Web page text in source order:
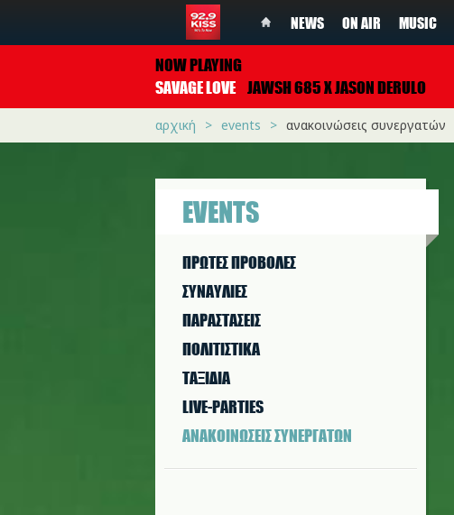
NEWS ON AIR MUSIC
NOW PLAYING
SAVAGE LOVE JAWSH 685 X JASON DERULO
αρχική events ανακοινώσεις συνεργατών
EVENTS
ΠΡΩΤΕΣ ΠΡΟΒΟΛΕΣ
ΣΥΝΑΥΛΙΕΣ
ΠΑΡΑΣΤAΣΕΙΣ
ΠΟΛΙΤΙΣΤΙΚA
ΤΑΞΙΔΙΑ
LIVE-PARTIES
ΑΝΑΚΟΙΝΩΣΕΙΣ ΣΥΝΕΡΓΑΤΩΝ